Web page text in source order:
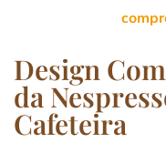
Design
da
Cafeteira